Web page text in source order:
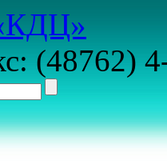
(48762)